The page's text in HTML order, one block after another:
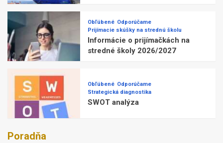
Obľúbené Odporúčame
Prijímacie skúšky na strednú školu
Informácie o prijímačkách na
stredné školy 2026/2027
Obľúbené Odporúčame
Strategická diagnostika
SWOT analýza
Poradňa